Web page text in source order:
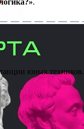
.
юных техников.